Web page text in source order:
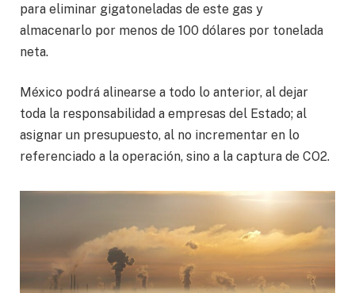
para eliminar gigatoneladas de este gas y
almacenarlo por menos de 100 dólares por tonelada
neta.
México podrá alinearse a todo lo anterior, al dejar
toda la responsabilidad a empresas del Estado; al
asignar un presupuesto, al no incrementar en lo
referenciado a la operación, sino a la captura de CO2.